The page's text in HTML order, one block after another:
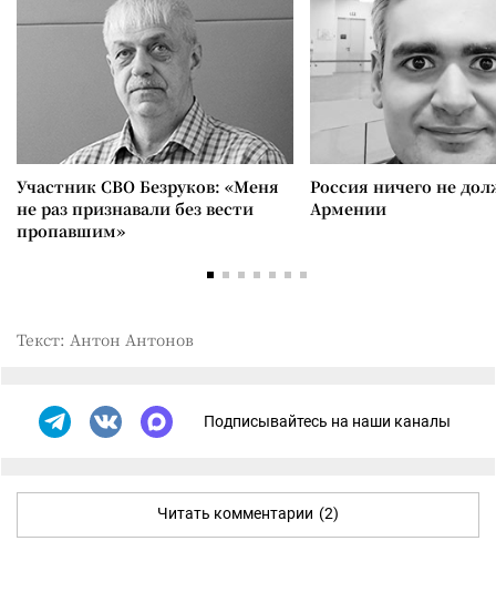
Участник СВО Безруков: «Меня
не раз признавали без вести
пропавшим»
Россия ничего не
Армении
Текст: Антон Антонов
Подписывайтесь на наши каналы
Читать комментарии (2)